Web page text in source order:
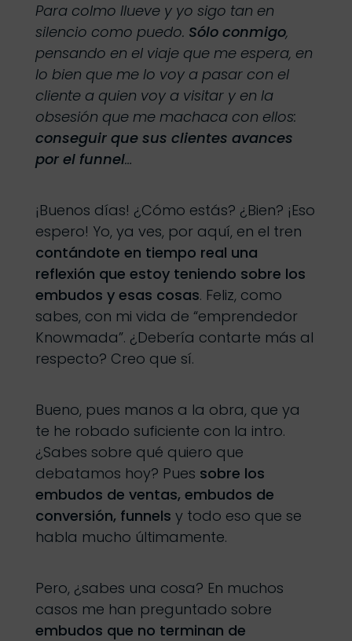
Para colmo llueve y yo sigo tan en
silencio como puedo. Sólo conmigo,
pensando en el viaje que me espera, en
lo bien que me lo voy a pasar con el
cliente a quien voy a visitar y en la
obsesión que me machaca con ellos:
conseguir que sus clientes avances
por el funnel…
¡Buenos días! ¿Cómo estás? ¿Bien? ¡Eso
espero! Yo, ya ves, por aquí, en el tren
contándote en tiempo real una
reflexión que estoy teniendo sobre los
embudos y esas cosas. Feliz, como
sabes, con mi vida de “emprendedor
Knowmada”. ¿Debería contarte más al
respecto? Creo que sí.
Bueno, pues manos a la obra, que ya
te he robado suficiente con la intro.
¿Sabes sobre qué quiero que
debatamos hoy? Pues sobre los
embudos de ventas, embudos de
conversión, funnels y todo eso que se
habla mucho últimamente.
Pero, ¿sabes una cosa? En muchos
casos me han preguntado sobre
embudos que no terminan de